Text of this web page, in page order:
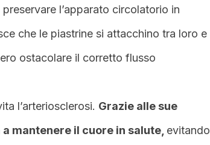
l’apparato circolatorio in
che le piastrine si attacchino tra loro e
ostacolare il corretto flusso
l’arteriosclerosi. Grazie alle sue
a mantenere il cuore in salute, evitando